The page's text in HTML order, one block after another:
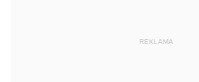
REKLAMA